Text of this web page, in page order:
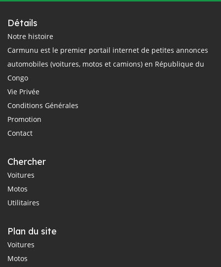
Détails
Notre histoire
Carmunu est le premier portail internet de petites annonces
automobiles (voitures, motos et camions) en République du
Congo
Vie Privée
Conditions Générales
Promotion
Contact
Chercher
Voitures
Motos
Utilitaires
Plan du site
Voitures
Motos